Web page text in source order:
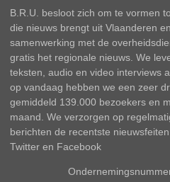
B.R.U. besloot zich om te vormen
die nieuws brengt uit Vlaanderen
samenwerking met de
gratis het regionale nieuws. We
teksten, audio en video interviews
op vandaag hebben we een zeer
gemiddeld 139.000 bezoekers en
maand. We verzorgen op
berichten de recentste
Twitter en Facebook